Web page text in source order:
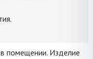
помещении. Изделие